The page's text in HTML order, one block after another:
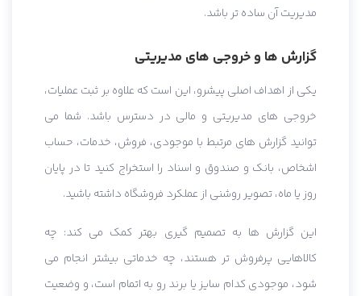
مدیریت آن ساده تر باشد.
گزارش ها و خروجی های مدیریتی
یکی از اهداف اصلی پیشرو، این است که علاوه بر ثبت عملیات،
خروجی های مدیریتی و مالی در دسترس باشد. شما می
توانید گزارش های مرتبط با موجودی، فروش، خدمات، حساب
اشخاص، بانک و صندوق و اسناد را استخراج کنید تا در پایان
روز یا ماه، تصویر روشنی از عملکرد فروشگاه داشته باشید.
این گزارش ها به تصمیم گیری بهتر کمک می کند: چه
کالاهایی پرفروش تر هستند، چه خدماتی بیشتر انجام می
شود، موجودی کدام سایز یا برند رو به اتمام است، و وضعیت